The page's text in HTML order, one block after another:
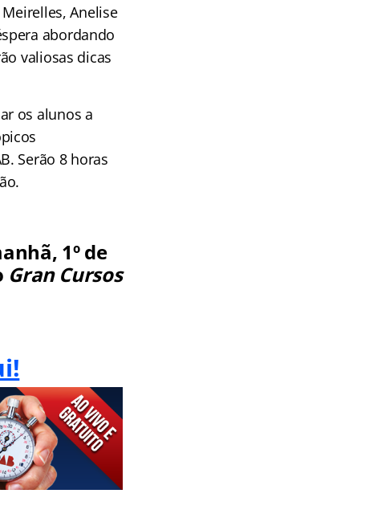
Anelise
abordando
valiosas dicas
os alunos a
Serão 8 horas
1º de
Gran Cursos